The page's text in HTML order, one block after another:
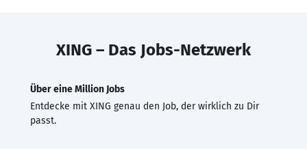
XING – Das Jobs-Netzwerk
Über eine Million Jobs
Entdecke mit XING genau den Job, der wirklich zu Dir
passt.